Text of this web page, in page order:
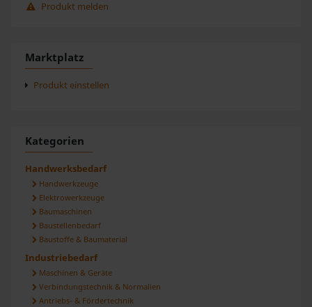
Produkt melden
Marktplatz
Produkt einstellen
Kategorien
Handwerksbedarf
Handwerkzeuge
Elektrowerkzeuge
Baumaschinen
Baustellenbedarf
Baustoffe & Baumaterial
Industriebedarf
Maschinen & Geräte
Verbindungstechnik & Normalien
Antriebs- & Fördertechnik